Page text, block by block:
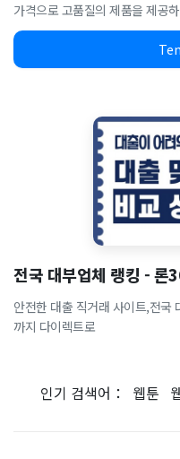
가격으로 고품질의 제품을 제공
전국 대부업체 랭킹 - 론
안전한 대출 직거래 사이트,전국
까지 다이렉트로
인기 검색어： 웹툰